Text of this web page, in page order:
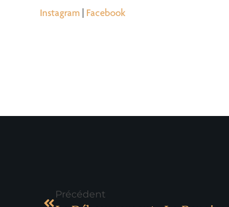
Instagram
Facebook
Précédent